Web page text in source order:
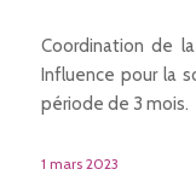
Coordination de
Influence pour la
période de 3 mois.
1 mars 2023